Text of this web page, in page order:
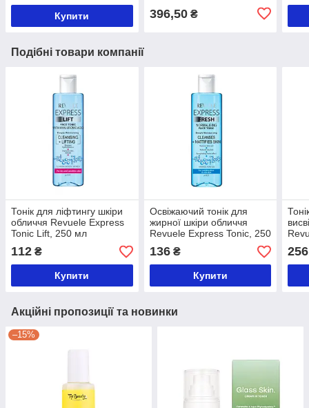
Купити 396,50₴
Подібні товари компанії
Тонік для ліфтингу шкіри
обличчя Revuele Express
Tonic Lift, 250 мл
112 ₴
Купити
Освіжаючий тонік для
жирної шкіри обличчя
Revuele Express Tonic, 250
мл
136₴
Купити
250
256
Акційні пропозиції та новинки
–15%